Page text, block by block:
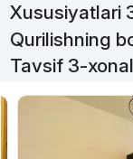
Xususiyatlari
Qurilishning
Tavsif 3-